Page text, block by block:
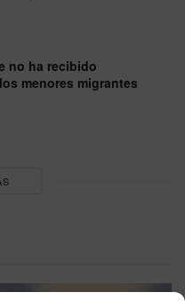
no ha recibido
menores migrantes